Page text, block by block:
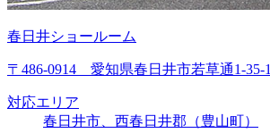
春日井ショールーム
〒486-0914 愛知県春日井市若草通1-35-1
対応エリア
春日井市、西春日井郡（豊山町）